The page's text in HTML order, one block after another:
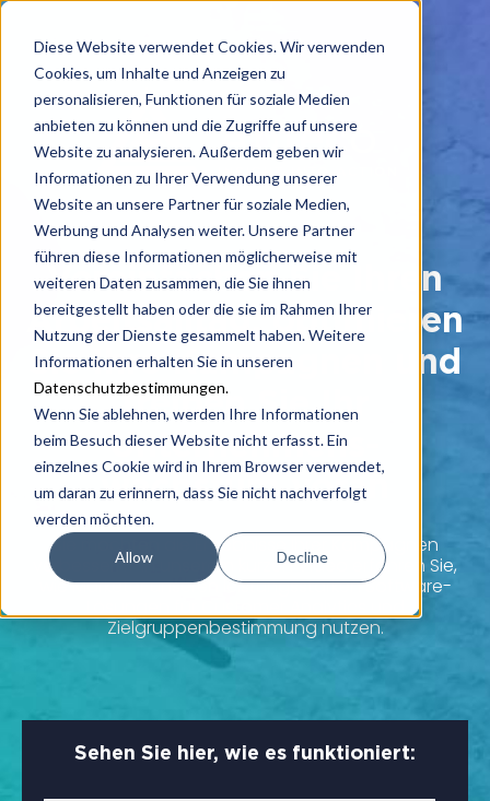
Diese Website verwendet Cookies. Wir verwenden
Cookies, um Inhalte und Anzeigen zu
personalisieren, Funktionen für soziale Medien
anbieten zu können und die Zugriffe auf unsere
Website zu analysieren. Außerdem geben wir
Informationen zu Ihrer Verwendung unserer
Website an unsere Partner für soziale Medien,
Werbung und Analysen weiter. Unsere Partner
führen diese Informationen möglicherweise mit
weiteren Daten zusammen, die Sie ihnen
bereitgestellt haben oder die sie im Rahmen Ihrer
Nutzung der Dienste gesammelt haben. Weitere
Informationen erhalten Sie in unseren
Datenschutzbestimmungen.
Wenn Sie ablehnen, werden Ihre Informationen
beim Besuch dieser Website nicht erfasst. Ein
einzelnes Cookie wird in Ihrem Browser verwendet,
um daran zu erinnern, dass Sie nicht nachverfolgt
werden möchten.
Allow Decline
Vereinfachen Sie Ihren
Arbeitsalltag, optimieren
Sie Ihre Kampagnen und
treiben Sie Ihr
Unternehmens-
wachstum voran
Sie möchten die Ergebnisse Ihrer Kampagnen
verbessern? In unserem kurzen Video erfahren Sie,
wie Marketer unseren leistungsstarken Software-
Zielgruppenbestimmung nutzen.
Sehen Sie hier, wie es funktioniert: